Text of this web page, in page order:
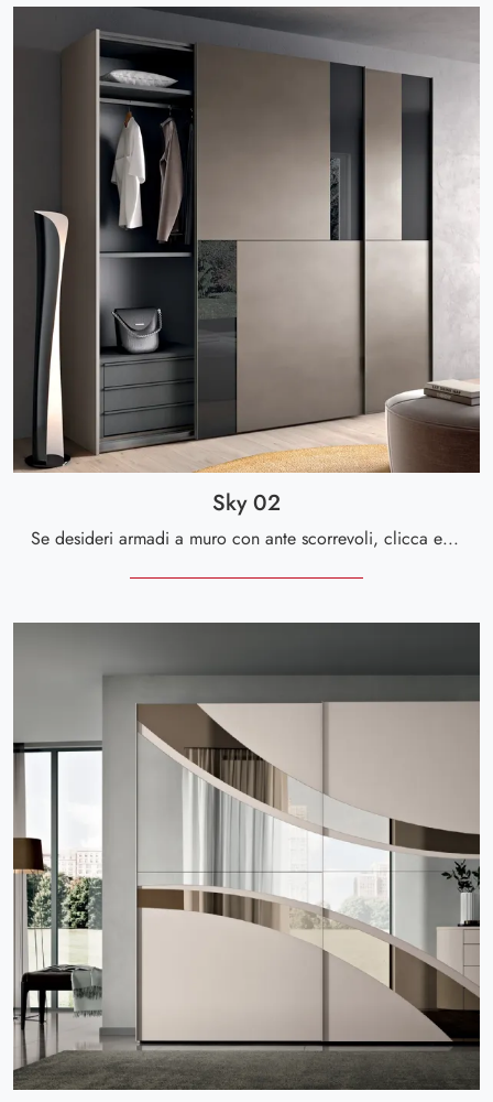
Sky 02
Se desideri armadi a muro con ante scorrevoli, clicca e scopri l'armadio Sky 02 di Spar in laccato opaco.